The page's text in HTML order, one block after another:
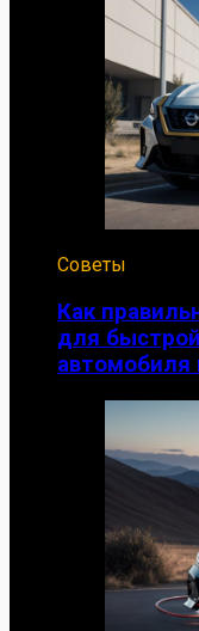
Советы
Как
для
автомобиля